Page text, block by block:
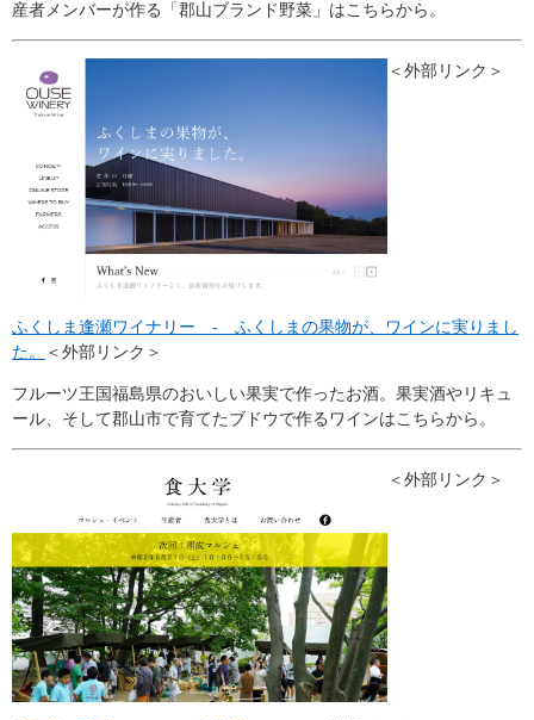
産者メンバーが作る「郡山ブランド野菜」はこちらから。
＜外部リンク＞
ふくしま逢瀬ワイナリー - ふくしまの果物が、ワインに実りまし
た。
＜外部リンク＞
フルーツ王国福島県のおいしい果実で作ったお酒。果実酒やリキュ
ール、そして郡山市で育てたブドウで作るワインはこちらから。
＜外部リンク＞